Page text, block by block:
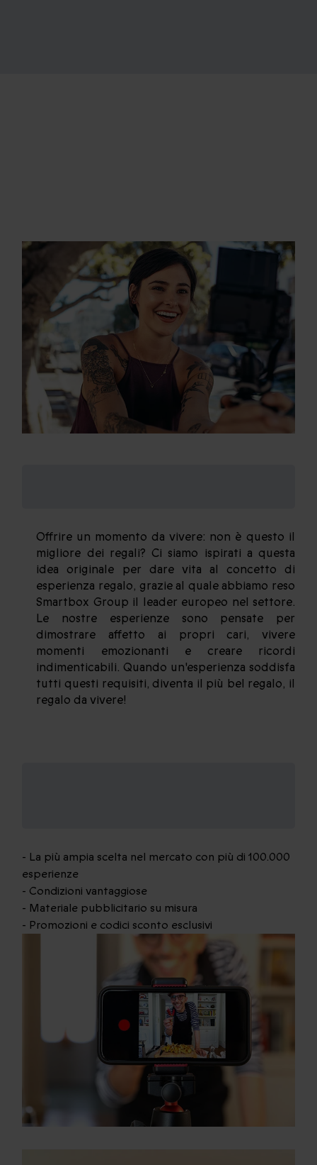
Offrire un momento da vivere: non è questo il
migliore dei regali? Ci siamo ispirati a questa
idea originale per dare vita al concetto di
esperienza regalo, grazie al quale abbiamo reso
Smartbox Group il leader europeo nel settore.
Le nostre esperienze sono pensate per
dimostrare affetto ai propri cari, vivere
momenti emozionanti e creare ricordi
indimenticabili. Quando un'esperienza soddisfa
tutti questi requisiti, diventa il più bel regalo, il
regalo da vivere!
- La più ampia scelta nel mercato con più di 100.000
esperienze
- Condizioni vantaggiose
- Materiale pubblicitario su misura
- Promozioni e codici sconto esclusivi